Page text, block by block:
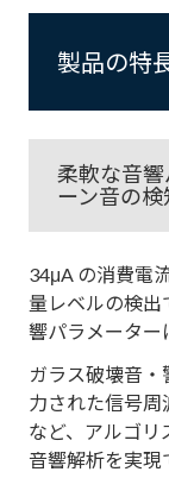
製品の特
柔軟な音
ーン音の
34μA の消費電
量レベルの検
響パラメーター
ガラス破壊音・
力された信号周
など、アルゴリ
音響解析を実現